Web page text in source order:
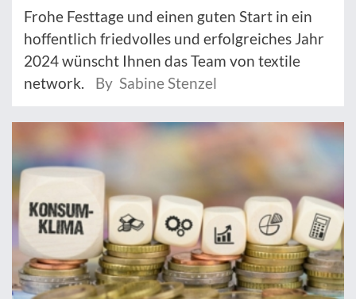
Frohe Festtage und einen guten Start in ein
hoffentlich friedvolles und erfolgreiches Jahr
2024 wünscht Ihnen das Team von textile
network.
By Sabine Stenzel